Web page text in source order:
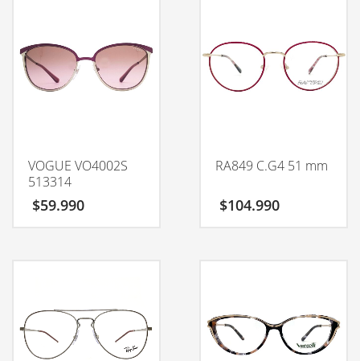
VOGUE VO4002S
513314
$59.990
RA849 C.G4 51 mm
$104.990